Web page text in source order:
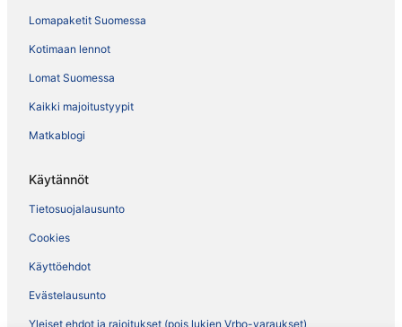
Lomapaketit Suomessa
Kotimaan lennot
Lomat Suomessa
Kaikki majoitustyypit
Matkablogi
Käytännöt
Tietosuojalausunto
Cookies
Käyttöehdot
Evästelausunto
Yleiset ehdot ja rajoitukset (pois lukien Vrbo-varaukset)